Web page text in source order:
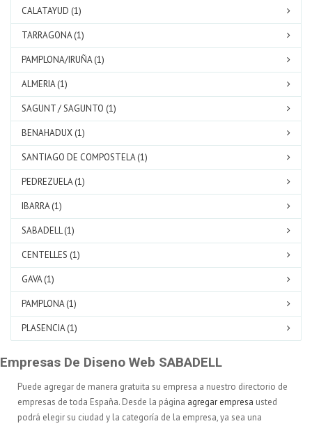
CALATAYUD (1)
TARRAGONA (1)
PAMPLONA/IRUÑA (1)
ALMERIA (1)
SAGUNT / SAGUNTO (1)
BENAHADUX (1)
SANTIAGO DE COMPOSTELA (1)
PEDREZUELA (1)
IBARRA (1)
SABADELL (1)
CENTELLES (1)
GAVA (1)
PAMPLONA (1)
PLASENCIA (1)
Empresas De Diseno Web SABADELL
Puede agregar de manera gratuita su empresa a nuestro directorio de
empresas de toda España. Desde la página agregar empresa usted
podrá elegir su ciudad y la categoría de la empresa, ya sea una